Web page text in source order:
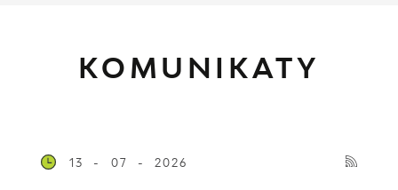
KOMUNIKATY
13 - 07 - 2026